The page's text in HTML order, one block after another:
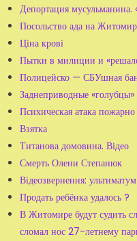
Депортация мусульманина.
Посольство ада на
Ціна крові
Пытки в милиции и
Полицейско — СБУшная
Заднеприводные
Психическая атака
Взятка
Титанова домовина. Відео
Смерть Олени Степанюк
Відеозвернення:
Продать ребёнка удалось ?
В Житомире будут судить
сломал нос 27-летнему